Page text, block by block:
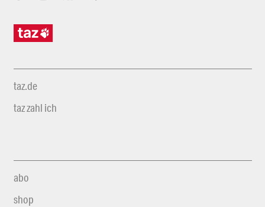
taz.de
taz zahl ich
abo
shop